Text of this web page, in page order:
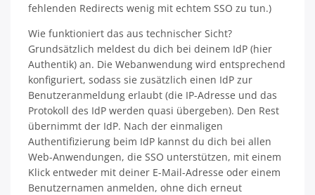
fehlenden Redirects wenig mit echtem SSO zu tun.)
Wie funktioniert das aus technischer Sicht?
Grundsätzlich meldest du dich bei deinem IdP (hier
Authentik) an. Die Webanwendung wird entsprechend
konfiguriert, sodass sie zusätzlich einen IdP zur
Benutzeranmeldung erlaubt (die IP-Adresse und das
Protokoll des IdP werden quasi übergeben). Den Rest
übernimmt der IdP. Nach der einmaligen
Authentifizierung beim IdP kannst du dich bei allen
Web-Anwendungen, die SSO unterstützen, mit einem
Klick entweder mit deiner E-Mail-Adresse oder einem
Benutzernamen anmelden, ohne dich erneut